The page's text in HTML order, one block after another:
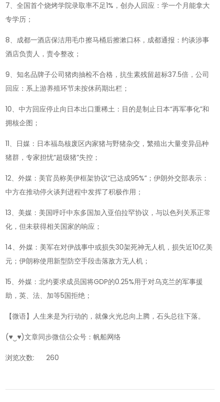
7、全国首个烧烤学院录取率不足1%，创办人回应：学一个月能拿大
专学历；
8、成都一酒店保洁用毛巾擦马桶后擦漱口杯，成都通报：约谈涉事
酒店负责人，责令整改；
9、知名品牌子公司猪肉抽检不合格，抗生素残留超标37.5倍，公司
回应：系上游养殖环节未按休药期出栏；
10、中方回应停止向日本出口重稀土：目的是制止日本“再军事化”和
拥核企图；
11、日媒：日本福岛核废区内家猪与野猪杂交，繁殖出大量变异品种
猪群，专家担忧“超级猪”失控；
12、外媒：美官员称美伊框架协议“已达成95%”；伊朗外交部表示：
中方在推动停火谈判进程中发挥了积极作用；
13、美媒：美国呼吁中东多国加入亚伯拉罕协议，与以色列关系正常
化，但未获得相关国家的响应；
14、外媒：美军在对伊战事中或损失30架死神无人机，损失近10亿美
元；伊朗称使用新型防空手段击落敌方无人机；
15、外媒：北约要求成员国将GDP的0.25%用于对乌克兰的军事援
助，英、法、加等5国拒绝；
【微语】人生来是为行动的，就像火光总向上腾，石头总往下落。
(♥‿♥)文章同步微信公众号：帆船网络
浏览次数: 260